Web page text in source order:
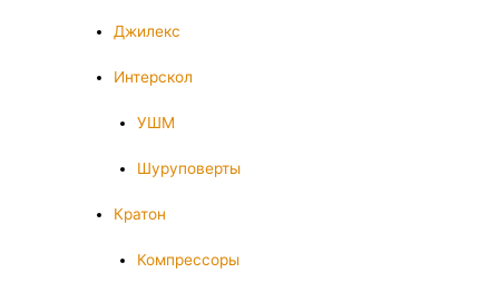
Джилекс
Интерскол
УШМ
Шуруповерты
Кратон
Компрессоры